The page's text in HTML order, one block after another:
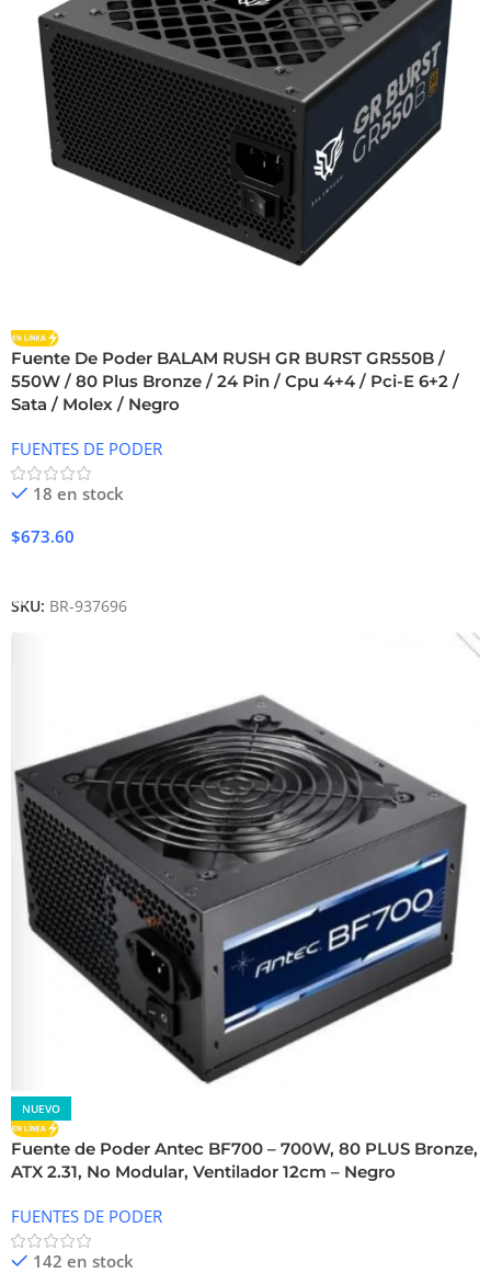
Fuente De Poder BALAM RUSH GR BURST GR550B /
550W / 80 Plus Bronze / 24 Pin / Cpu 4+4 / Pci-E 6+2 /
Sata / Molex / Negro
FUENTES DE PODER
18 en stock
$673.60
SKU: BR-937696
NUEVO
Fuente de Poder Antec BF700 – 700W, 80 PLUS Bronze,
ATX 2.31, No Modular, Ventilador 12cm – Negro
FUENTES DE PODER
142 en stock